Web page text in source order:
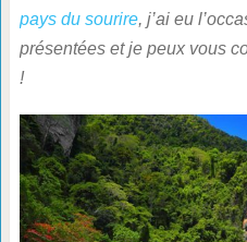
pays du sourire, j’ai eu
présentées et je peux vous
!